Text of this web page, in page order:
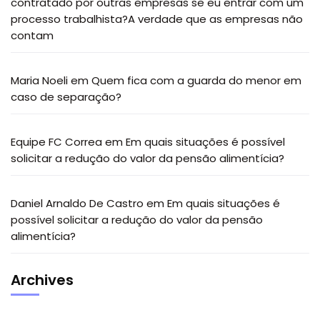
processo trabalhista?A verdade que as empresas não
contam
Maria Noeliem Quem fica com a guarda do menor em
caso de separação?
Equipe FC Correa em Em quais situações é possível
solicitar a redução do valor da pensão alimentícia?
Daniel Arnaldo De Castro em Em quais situações é
possível solicitar a redução do valor da pensão
alimentícia?
Archives